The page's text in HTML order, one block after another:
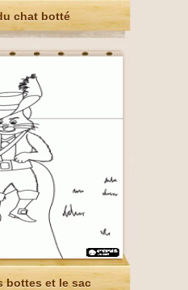
chat botté
bottes et le sac